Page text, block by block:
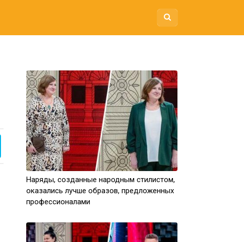
Наряды, созданные народным стилистом,
оказались лучше образов, предложенных
профессионалами